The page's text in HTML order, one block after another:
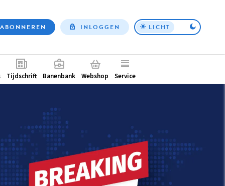
Top
ABONNEREN INLOGGEN LICHT
Tijdschrift Banenbank Webshop Service